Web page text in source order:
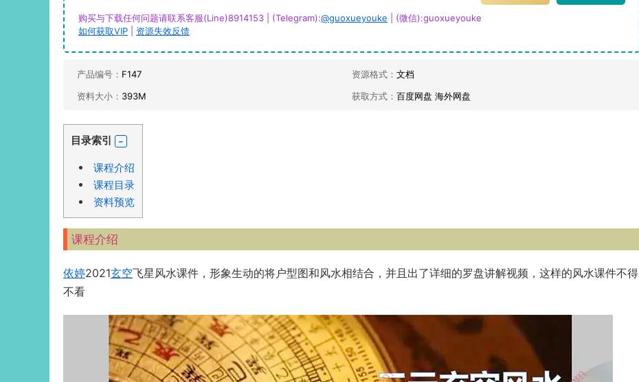
购买与下载任何问题请联系客服(Line)8914153 | (Telegram):@guoxueyouke | (微信):guoxueyouke
如何获取VIP
资源失效反馈
产品编号： F147 资源格式： 文档
资料大小： 393M 获取方式： 百度网盘 海外网盘
目录索引
课程介绍
课程目录
资料预览
课程介绍
依婷2021玄空飞星风水课件，形象生动的将户型图和风水相结合，并且出了详细的罗盘讲解视频，这样的风水课件不得
不看